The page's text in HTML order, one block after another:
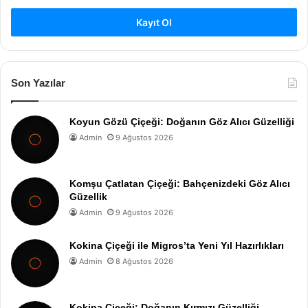
Kayıt Ol
Son Yazılar
Koyun Gözü Çiçeği: Doğanın Göz Alıcı Güzelliği
Admin 9 Ağustos 2026
Komşu Çatlatan Çiçeği: Bahçenizdeki Göz Alıcı
Güzellik
Admin 9 Ağustos 2026
Kokina Çiçeği ile Migros’ta Yeni Yıl Hazırlıkları
Admin 8 Ağustos 2026